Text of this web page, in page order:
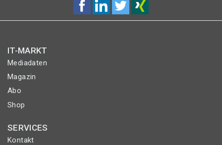
IT-MARKT
Mediadaten
Magazin
Abo
Shop
SERVICES
Kontakt